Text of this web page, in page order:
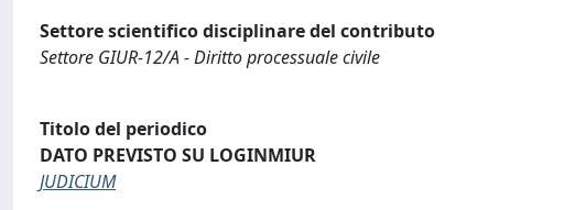
Settore scientifico disciplinare del contributo
Settore GIUR-12/A - Diritto processuale civile
Titolo del periodico
DATO PREVISTO SU LOGINMIUR
JUDICIUM